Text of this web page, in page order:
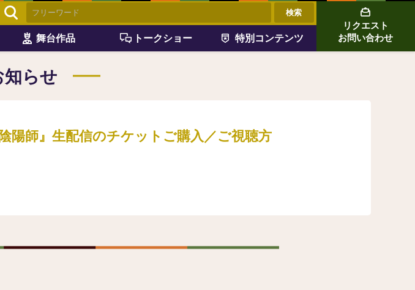
舞台作品 トークショー 特別コンテンツ
リクエスト
お問い合わせ
知らせ
師』生配信のチケットご購入／ご視聴方